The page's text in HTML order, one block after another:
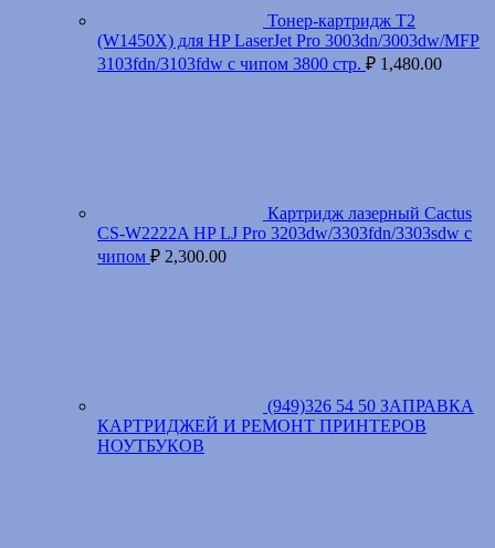
Тонер-картридж T2
(W1450X) для HP LaserJet Pro 3003dn/3003dw/MFP
3103fdn/3103fdw с чипом 3800 стр. ₽ 1,480.00
Картридж лазерный Cactus
CS-W2222A HP LJ Pro 3203dw/3303fdn/3303sdw с
чипом ₽ 2,300.00
(949)326 54 50 ЗАПРАВКА
КАРТРИДЖЕЙ И РЕМОНТ ПРИНТЕРОВ
НОУТБУКОВ